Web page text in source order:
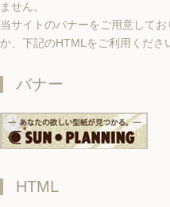
ません。
当サイトのバナーをご用意して
か、下記のHTMLをご利用くださ
バナー
HTML